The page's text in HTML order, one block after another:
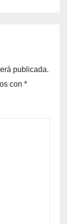
publicada.
con *